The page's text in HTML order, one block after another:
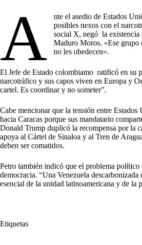
A
nte el asedio de Estados
posibles nexos con el
social X, negó la existencia
Maduro Moros. «Ese grupo
no les obedecen».
El Jefe de Estado colombiamo ratificó en su
narcotráfico y sus capos viven en Europa y
cartel. Es coordinar y no someter”.
Cabe mencionar que la tensión entre
hacia Caracas porque sus mandatario
Donald Trump duplicó la recompensa por la
apoya al Cártel de Sinaloa y al Tren de
deben ser comatidos.
Petro también indicó que el problema político
democracia. “Una Venezuela
esencial de la unidad latinoamericana y de la
Etiquetas